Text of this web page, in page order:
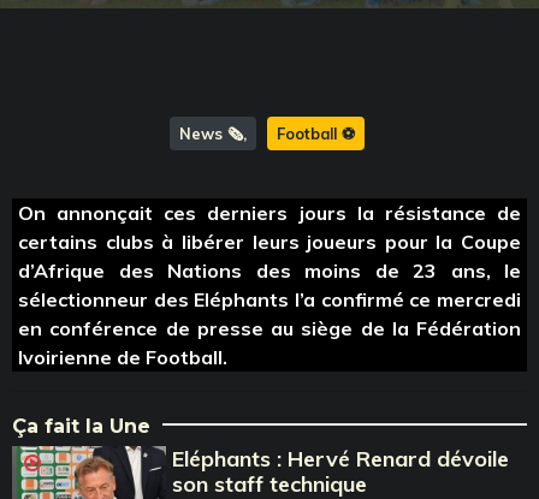
News 🗞️ Football ⚽️
On annonçait ces derniers jours la résistance de
certains clubs à libérer leurs joueurs pour la Coupe
d’Afrique des Nations des moins de 23 ans, le
sélectionneur des Eléphants l’a confirmé ce mercredi
en conférence de presse au siège de la Fédération
Ivoirienne de Football.
Ça fait la Une
Eléphants : Hervé Renard dévoile
son staff technique